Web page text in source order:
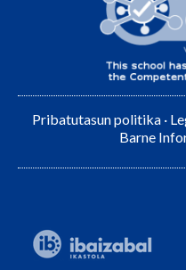
Pribatutasun politika ·
Barne